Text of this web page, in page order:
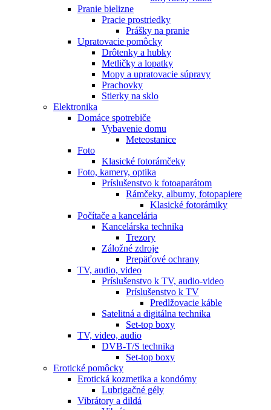
Pranie bielizne
Pracie prostriedky
Prášky na pranie
Upratovacie pomôcky
Drôtenky a hubky
Metličky a lopatky
Mopy a upratovacie súpravy
Prachovky
Stierky na sklo
Elektronika
Domáce spotrebiče
Vybavenie domu
Meteostanice
Foto
Klasické fotorámčeky
Foto, kamery, optika
Príslušenstvo k fotoaparátom
Rámčeky, albumy, fotopapiere
Klasické fotorámiky
Počítače a kancelária
Kancelárska technika
Trezory
Záložné zdroje
Prepäťové ochrany
TV, audio, video
Príslušenstvo k TV, audio-video
Príslušenstvo k TV
Predlžovacie káble
Satelitná a digitálna technika
Set-top boxy
TV, video, audio
DVB-T/S technika
Set-top boxy
Erotické pomôcky
Erotická kozmetika a kondómy
Lubrigačné gély
Vibrátory a dildá